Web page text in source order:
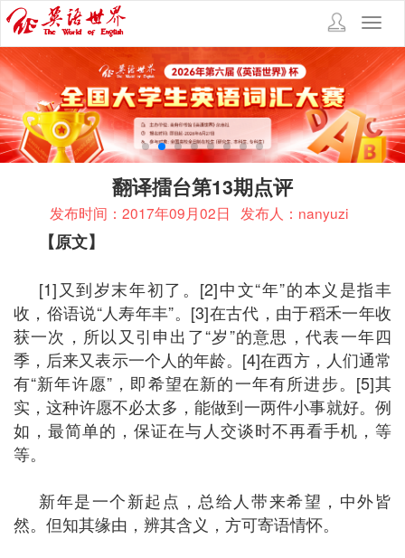
翻译擂台第13期点评
发布时间：2017年09月02日 发布人：nanyuzi
【原文】
[1]又到岁末年初了。[2]中文“年”的本义是指丰
收，俗语说“人寿年丰”。[3]在古代，由于稻禾一年收
获一次，所以又引申出了“岁”的意思，代表一年四
季，后来又表示一个人的年龄。[4]在西方，人们通常
有“新年许愿”，即希望在新的一年有所进步。[5]其
实，这种许愿不必太多，能做到一两件小事就好。例
如，最简单的，保证在与人交谈时不再看手机，等
等。
新年是一个新起点，总给人带来希望，中外皆
然。但知其缘由，辨其含义，方可寄语情怀。